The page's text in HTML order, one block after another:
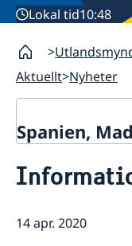
Lokal tid10:48
Aktuellt Nyheter
Spanien,
Om oss
Dataskyddspolicy
Vi är en resurs för
Aktuellt
14 apr. 2020